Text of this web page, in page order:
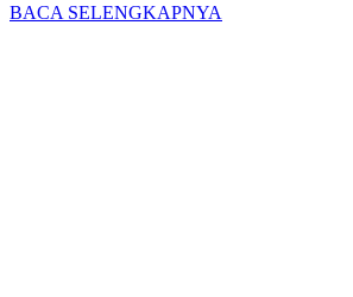
BACA SELENGKAPNYA